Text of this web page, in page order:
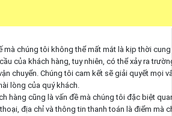
mà chúng tôi không thể mất mắt là kịp thời
của khách hàng, tuy nhiên, có thể xảy ra
chuyển. Chúng tôi cam kết sẽ giải quyết mọi
lòng của quý khách.
hàng cũng là vấn đề mà chúng tôi đặc biệt
địa chỉ và thông tin thanh toán là điểm mà